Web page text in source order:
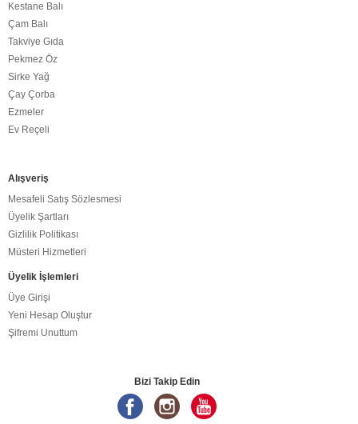
Kestane Balı
Çam Balı
Takviye Gıda
Pekmez Öz
Sirke Yağ
Çay Çorba
Ezmeler
Ev Reçeli
Alışveriş
Mesafeli Satış Sözlesmesi
Üyelik Şartları
Gizlilik Politikası
Müsteri Hizmetleri
Üyelik İşlemleri
Üye Girişi
Yeni Hesap Oluştur
Şifremi Unuttum
Bizi Takip Edin